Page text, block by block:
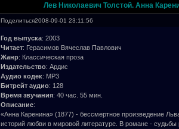
Лев Николаевич Толстой. Анна
Поделиться2008-09-01 23:11:56
Год выпуска: 2003
Читает: Герасимов Вячеслав Павлович
Жанр: Классическая проза
Издательство: Ардис
Аудио кодек: MP3
Битрейт аудио: 128
Время звучания: 40 час. 55 мин.
Описание:
«Анна Каренина» (1877) - бессмертное произведение
историй любви в мировой литературе. В романе -